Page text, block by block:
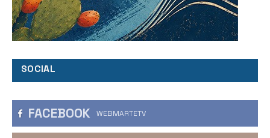
SOCIAL
FACEBOOK WEBMARTETV